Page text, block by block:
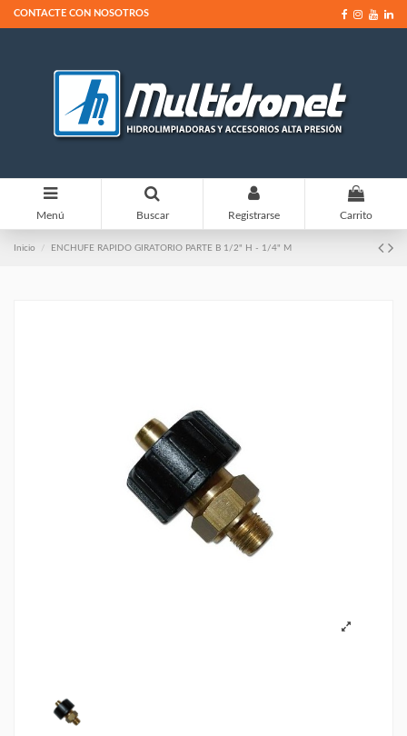
CONTACTE CON NOSOTROS
Menú Buscar Registrarse
0
Carrito
Inicio ENCHUFE RAPIDO GIRATORIO PARTE B 1/2" H - 1/4" M